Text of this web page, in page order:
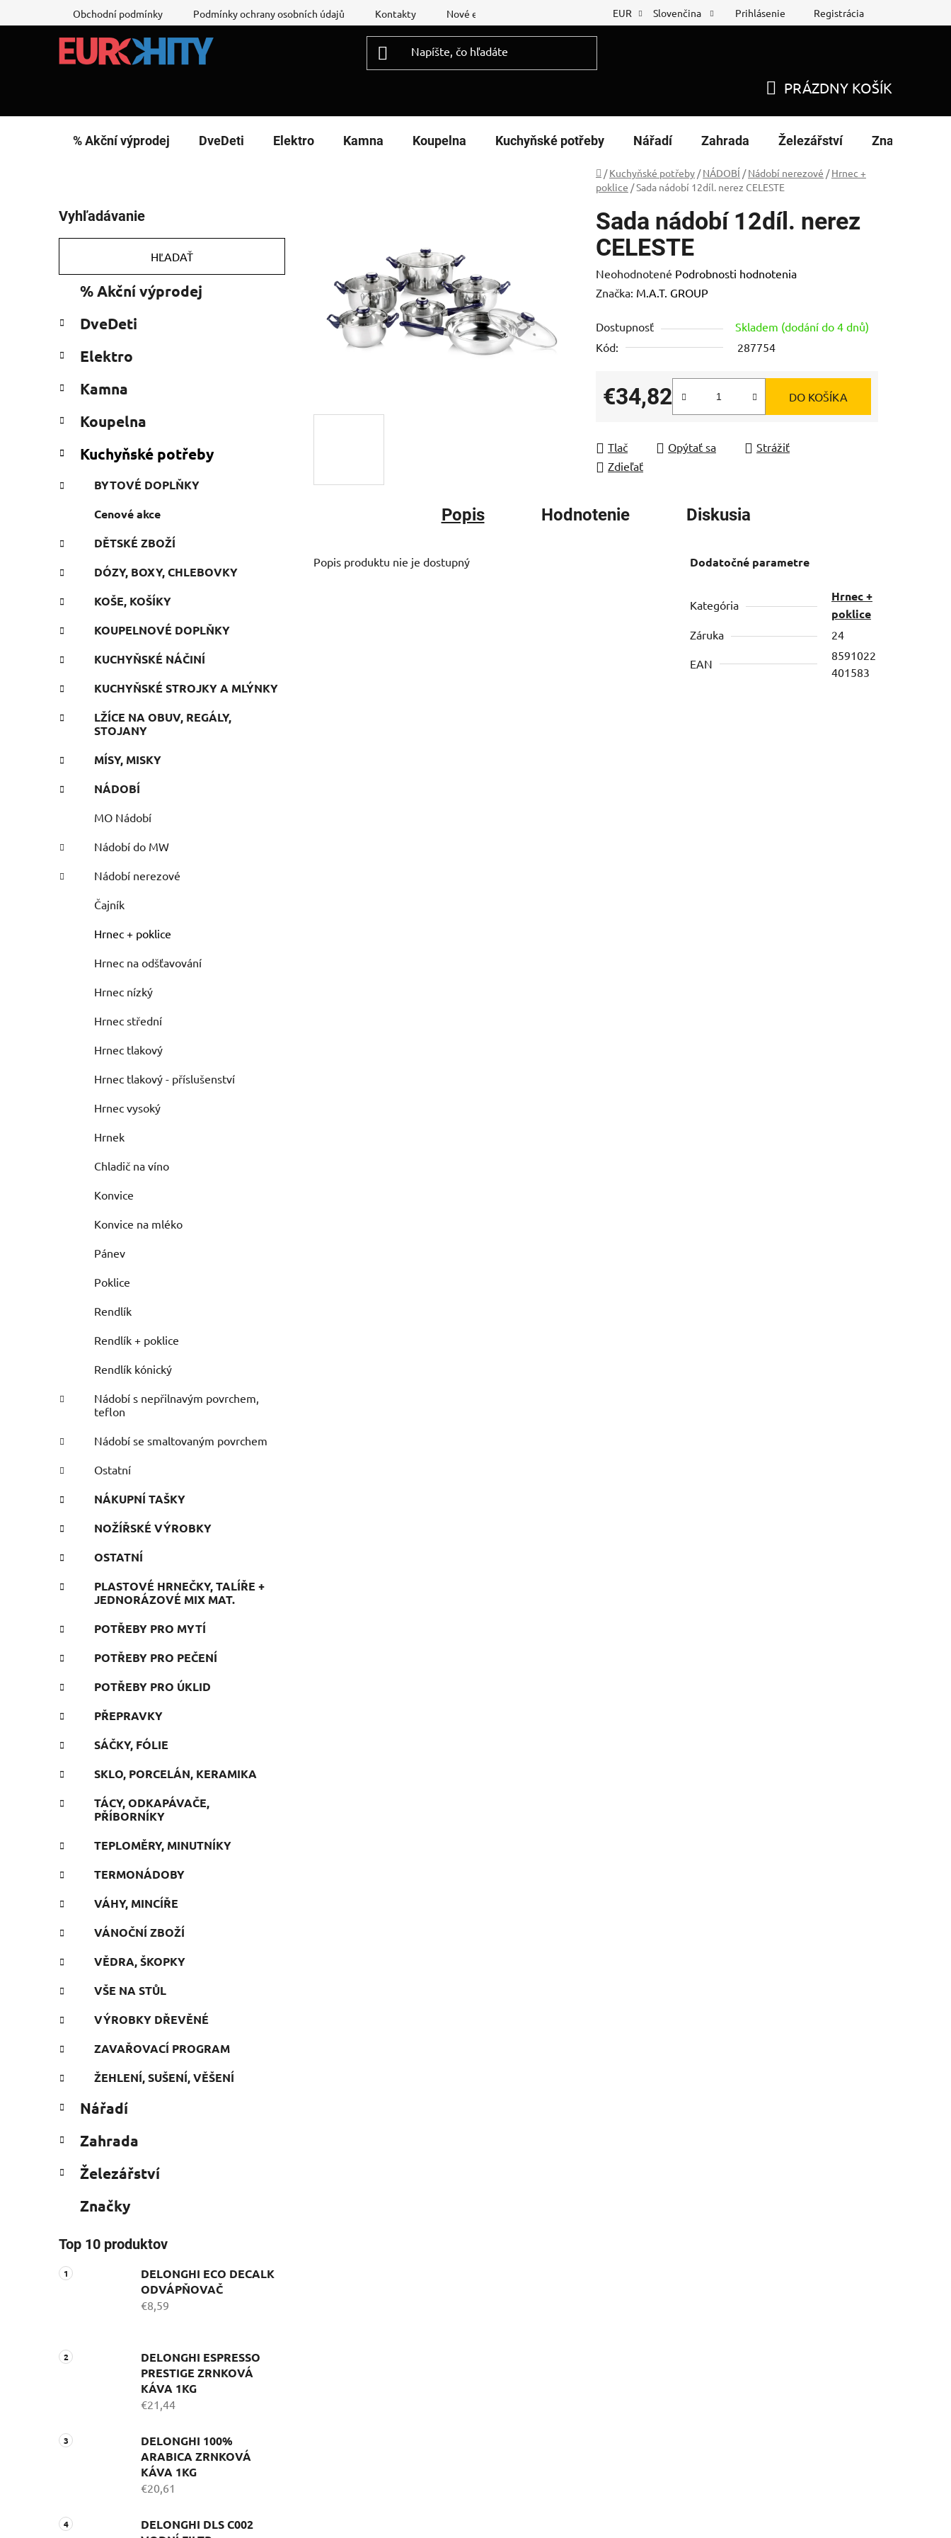
na
Obchodní podmínky Podmínky ochrany osobních údajů Kontakty Nové energetické štítky Reklamační protokol Nákup na splátky
EUR Slovenčina Prihlásenie Registrácia
KOŠÍK
PRÁZDNY KOŠÍK
% Akční výprodej DveDeti Elektro Kamna Koupelna Kuchyňské potřeby Nářadí Zahrada Železářství Značky
Domov
/ Kuchyňské potřeby / NÁDOBÍ / Nádobí nerezové / Hrnec +
poklice /Sada nádobí 12díl. nerez CELESTE
o
č
ý
n
e
Vyhľadávanie
HĽADAŤ
kategórie
e
ó
i
% Akční výprodej
DveDeti
Elektro
Kamna
Koupelna
Kuchyňské potřeby
BYTOVÉ DOPLŇKY
Cenové akce
DĚTSKÉ ZBOŽÍ
DÓZY, BOXY, CHLEBOVKY
KOŠE, KOŠÍKY
KOUPELNOVÉ DOPLŇKY
KUCHYŇSKÉ NÁČINÍ
KUCHYŇSKÉ STROJKY A MLÝNKY
LŽÍCE NA OBUV, REGÁLY,
STOJANY
MÍSY, MISKY
NÁDOBÍ
MO Nádobí
Nádobí do MW
Nádobí nerezové
Čajník
Hrnec + poklice
Hrnec na odšťavování
Hrnec nízký
Hrnec střední
Hrnec tlakový
Hrnec tlakový - příslušenství
Hrnec vysoký
Hrnek
Chladič na víno
Konvice
Konvice na mléko
Pánev
Poklice
Rendlík
Rendlík + poklice
Rendlík kónický
Nádobí s nepřilnavým povrchem,
teflon
Nádobí se smaltovaným povrchem
Ostatní
NÁKUPNÍ TAŠKY
NOŽÍŘSKÉ VÝROBKY
OSTATNÍ
PLASTOVÉ HRNEČKY, TALÍŘE +
JEDNORÁZOVÉ MIX MAT.
POTŘEBY PRO MYTÍ
POTŘEBY PRO PEČENÍ
POTŘEBY PRO ÚKLID
PŘEPRAVKY
SÁČKY, FÓLIE
SKLO, PORCELÁN, KERAMIKA
TÁCY, ODKAPÁVAČE,
PŘÍBORNÍKY
TEPLOMĚRY, MINUTNÍKY
TERMONÁDOBY
VÁHY, MINCÍŘE
VÁNOČNÍ ZBOŽÍ
VĚDRA, ŠKOPKY
VŠE NA STŮL
VÝROBKY DŘEVĚNÉ
ZAVAŘOVACÍ PROGRAM
ŽEHLENÍ, SUŠENÍ, VĚŠENÍ
Nářadí
Zahrada
Železářství
Značky
Top 10 produktov
DELONGHI ECO DECALK
ODVÁPŇOVAČ
€8,59
DELONGHI ESPRESSO
PRESTIGE ZRNKOVÁ
KÁVA 1KG
€21,44
DELONGHI 100%
ARABICA ZRNKOVÁ
KÁVA 1KG
€20,61
DELONGHI DLS C002
Sada nádobí 12díl. nerez
CELESTE
Priemerné
hodnotenie
je
0,0
hviezdičiek.
Neohodnotené Podrobnosti hodnotenia
Značka: M.A.T. GROUP
Dostupnosť
Skladem (dodání do 4 dnů)
Kód:
287754
€34,82
Jednotková cena:
DO KOŠÍKA
Tlač Opýtať sa
Strážiť
Zdieľať
Popis Hodnotenie Diskusia
Popis produktu nie je dostupný Dodatočné parametre
Kategória
Hrnec +
poklice
Záruka 24
EAN
8591022
401583